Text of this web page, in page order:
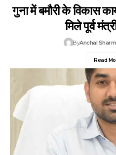
गुना में बमौरी के विकास
मिले पूर्व
ByAnchal
Read